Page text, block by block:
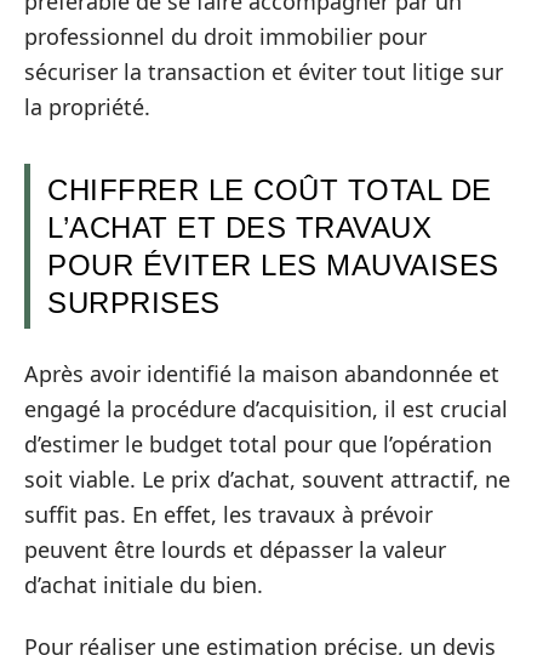
professionnel du droit immobilier pour
sécuriser la transaction et éviter tout litige sur
la propriété.
CHIFFRER LE COÛT TOTAL DE
L’ACHAT ET DES TRAVAUX
POUR ÉVITER LES MAUVAISES
SURPRISES
Après avoir identifié la maison abandonnée et
engagé la procédure d’acquisition, il est crucial
d’estimer le budget total pour que l’opération
soit viable. Le prix d’achat, souvent attractif, ne
suffit pas. En effet, les travaux à prévoir
peuvent être lourds et dépasser la valeur
d’achat initiale du bien.
Pour réaliser une estimation précise, un devis